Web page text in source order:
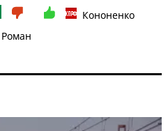
Кононенко
Роман